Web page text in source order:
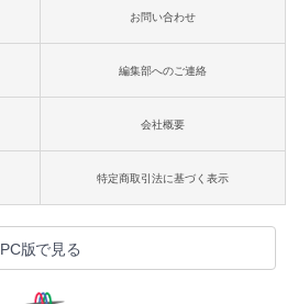
お問い合わせ
編集部へのご連絡
会社概要
特定商取引法に基づく表示
PC版で見る